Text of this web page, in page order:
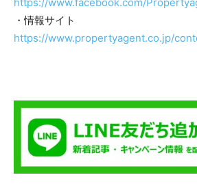
・情報サイト
https://www.propertyagent.co.jp/